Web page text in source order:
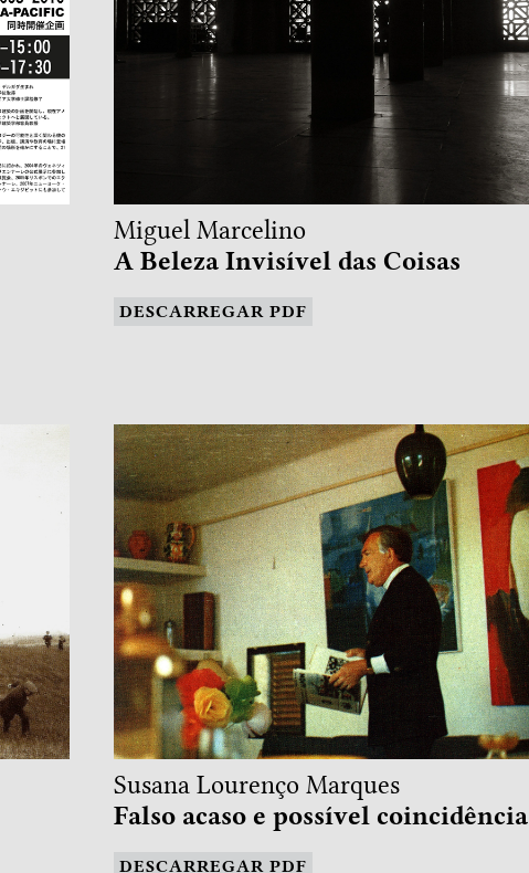
Miguel Marcelino
A Beleza Invisível das Coisas
DESCARREGAR PDF
Susana Lourenço Marques
Falso acaso e possível coincidência
DESCARREGAR PDF